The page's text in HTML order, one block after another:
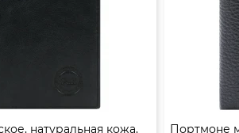
натуральная кожа,
Портмоне